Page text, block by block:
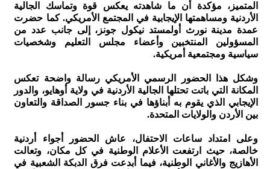
المتميز، مؤكدة أن ما شاهدته يعكس قوة وتماسك الجالية
الأردنية ومساهمتها الإيجابية في المجتمع الأمريكي. كما حضرت
عمدة مدينة نورث أولمستد نيكول جونز، إلى جانب عدد من
المسؤولين المنتخبين وأعضاء مجلس التعليم وشخصيات
سياسية ومجتمعية أمريكية.
وشكل هذا الحضور الرسمي الأمريكي رسالة واضحة تعكس
المكانة التي باتت تحتلها الجالية الأردنية في ولاية أوهايو، والدور
الإيجابي الذي يقوم به أبناؤها في بناء جسور الصداقة والتعاون
بين الأردن والولايات المتحدة.
وعلى امتداد ساعات الاحتفال، عاش الحضور أجواء أردنية
خالصة، حيث ارتفعت الأعلام الوطنية في كل مكان، وتعالت
الأهازيج والأغاني الوطنية، فيما أبدعت فرق الدبكة الشعبية في